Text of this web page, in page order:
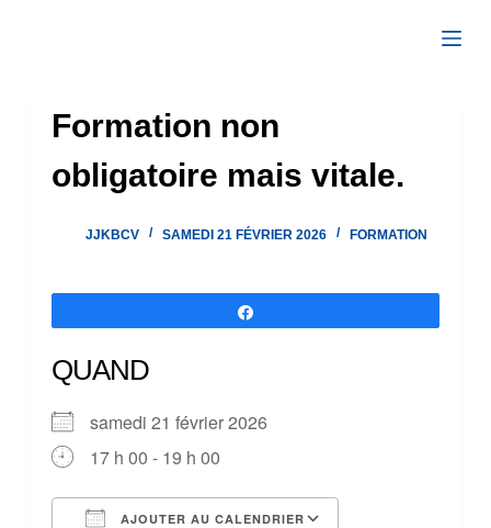
Formation non
obligatoire mais vitale.
JJKBCV SAMEDI 21 FÉVRIER 2026 FORMATION
QUAND
samedi 21 février 2026
17 h 00 - 19 h 00
AJOUTER AU CALENDRIER